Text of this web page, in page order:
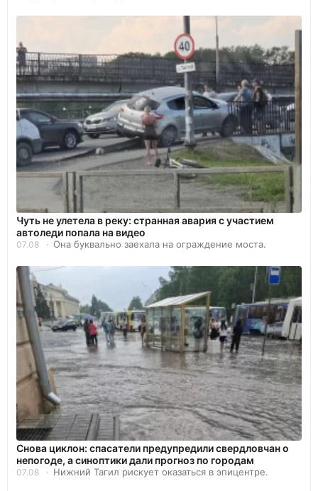
Чуть не улетела в реку: странная авария с участием
автоледи попала на видео
07.08 Она буквально заехала на ограждение моста.
Снова циклон: спасатели предупредили свердловчан о
непогоде, а синоптики дали прогноз по городам
07.08 Нижний Тагил рискует оказаться в эпицентре.